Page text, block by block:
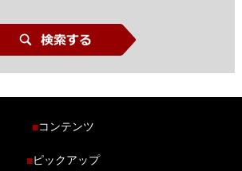
■コンテンツ
■ピックアップ